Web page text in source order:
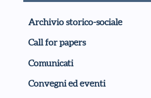
Archivio storico-sociale
Call for papers
Comunicati
Convegni ed eventi